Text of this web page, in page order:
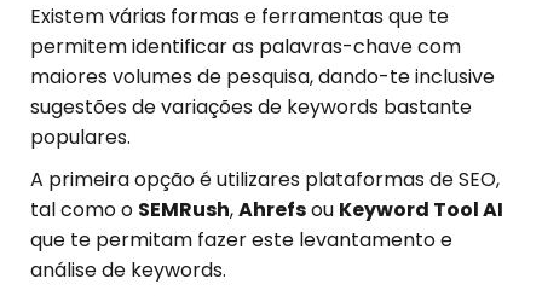
Existem várias formas e ferramentas que te
permitem identificar as palavras-chave com
maiores volumes de pesquisa, dando-te inclusive
sugestões de variações de keywords bastante
populares.
A primeira opção é utilizares plataformas de SEO,
tal como o SEMRush,Ahrefsou Keyword Tool AI
que te permitam fazer este levantamento e
análise de keywords.